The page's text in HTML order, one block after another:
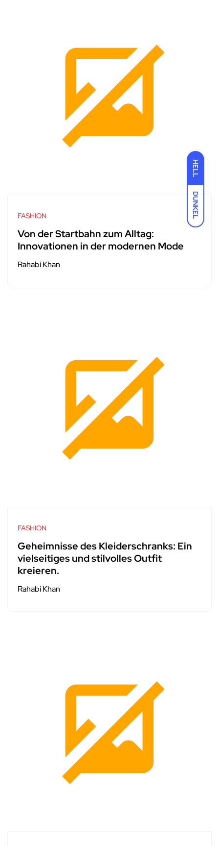
HELL
DUNKEL
FASHION
Von der Startbahn zum Alltag:
Innovationen in der modernen Mode
Rahabi Khan
FASHION
Geheimnisse des Kleiderschranks: Ein
vielseitiges und stilvolles Outfit
kreieren.
Rahabi Khan